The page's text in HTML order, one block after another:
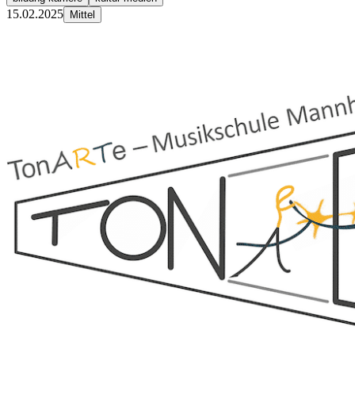
15.02.2025 Mittel